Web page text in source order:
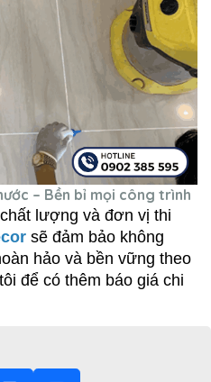
– Bền bỉ mọi công trình
lượng và đơn vị thi
sẽ đảm bảo không
hảo và bền vững theo
để có thêm báo giá chi